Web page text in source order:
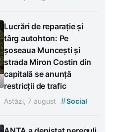
Lucrări de reparație și
târg autohton: Pe
șoseaua Muncești și
strada Miron Costin din
capitală se anunță
restricții de trafic
Astăzi, 7 august #Social